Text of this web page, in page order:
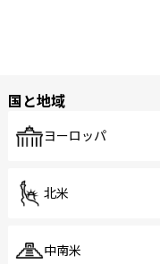
国と地域
ヨーロッパ
北米
中南米